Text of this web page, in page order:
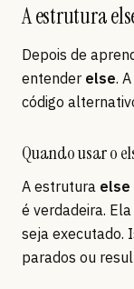
A estrutura
Depois de
entender else.
código
Quando usar o
A estrutura else
é verdadeira.
seja executado.
parados ou